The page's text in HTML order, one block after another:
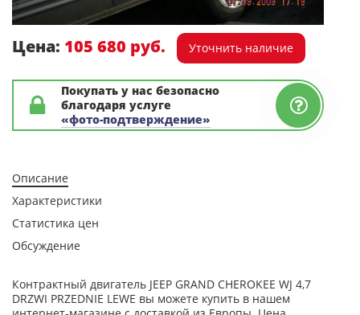
Цена: 105 680 руб. Уточнить наличие
Покупать у нас безопасно
благодаря услуге
«фото-подтверждение»
Описание
Характеристики
Статистика цен
Обсуждение
Контрактный двигатель JEEP GRAND CHEROKEE WJ 4,7
DRZWI PRZEDNIE LEWE вы можете купить в нашем